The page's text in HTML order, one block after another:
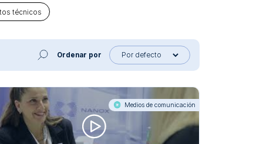
técnicos
Ordenar por
Medios de comunicación